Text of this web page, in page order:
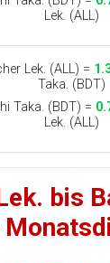
Lek. (ALL)
Lek. (ALL) =
Taka. (BDT)
Taka. (BDT) =
Lek. (ALL)
bis